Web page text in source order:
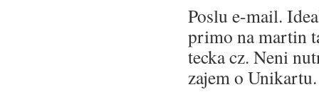
Poslu e-mail.
primo na martin
tecka cz. Neni
zajem o Unikartu.